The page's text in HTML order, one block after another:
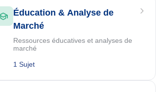
Éducation & Analyse de
Marché
Ressources éducatives et analyses de
marché
1 Sujet